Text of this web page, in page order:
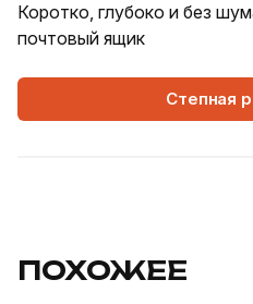
Коротко, глубоко и без
почтовый ящик
Степная
ПОХОЖЕЕ